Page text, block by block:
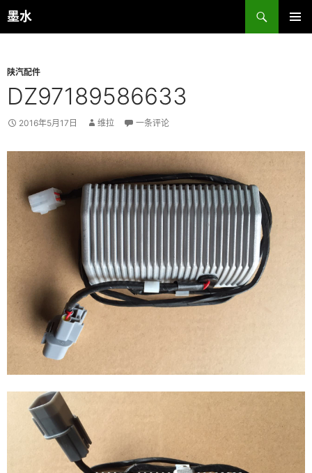
跳
至
墨水
搜
索
陕汽配件
DZ97189586633
2016年5月17日 维拉 一条评论